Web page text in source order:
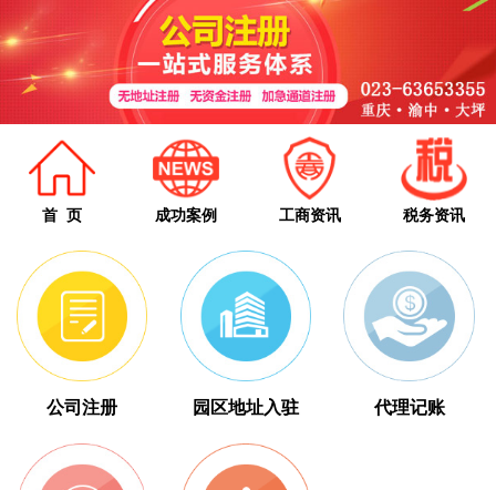
首 页 成功案例 工商资讯 税务资讯
公司注册 园区地址入驻 代理记账